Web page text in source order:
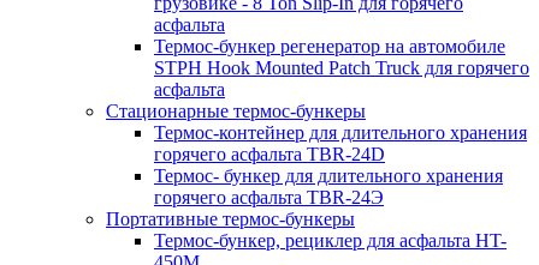
асфальта
Термос-бункер регенератор на автомобиле
STPH Hook Mounted Patch Truck для горячего
асфальта
Стационарные термос-бункеры
Термос-контейнер для длительного хранения
горячего асфальта TBR-24D
Термос- бункер для длительного хранения
горячего асфальта TBR-24Э
Портативные термос-бункеры
Термос-бункер, рециклер для асфальта HT-